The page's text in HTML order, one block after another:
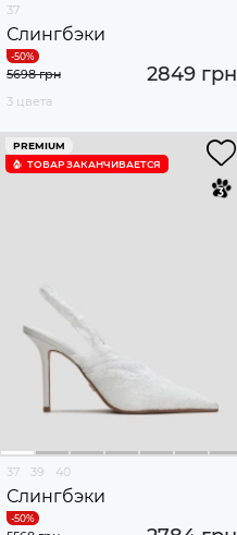
37
Слингбэки
2849 грн
5698 грн
3 цвета
PREMIUM
ТОВАР ЗАКАНЧИВАЕТСЯ
37 39 40
Слингбэки